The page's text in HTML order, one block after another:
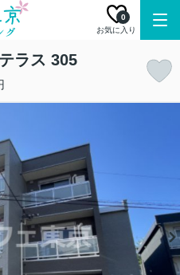
お気に入り
0
ラス 305